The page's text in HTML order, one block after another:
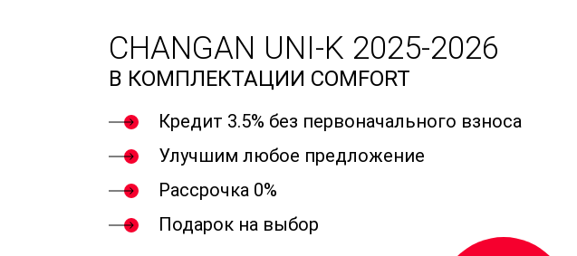
CHANGAN UNI-K 2025-2026
В КОМПЛЕКТАЦИИ COMFORT
Кредит 3.5% без первоначального взноса
Улучшим любое предложение
Рассрочка 0%
Подарок на выбор